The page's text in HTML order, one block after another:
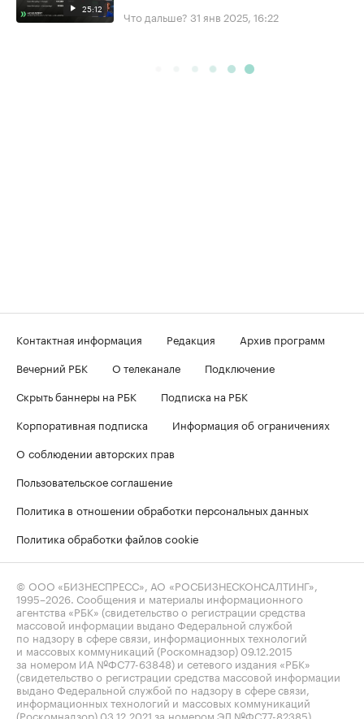
25:12 Что дальше? 31 янв 2025, 16:22
Контактная информация Редакция
Архив программ
Вечерний РБК
О телеканале
Подключение
Скрыть баннеры на РБК
Подписка на РБК
Корпоративная подписка
Информация об ограничениях
О соблюдении авторских прав
Пользовательское соглашение
Политика в отношении обработки персональных данных
Политика обработки файлов cookie
© ООО «БИЗНЕСПРЕСС», АО «РОСБИЗНЕСКОНСАЛТИНГ»,
1995–2026 . Сообщения и материалы информационного
агентства «РБК» (свидетельство о регистрации средства
массовой информации выдано Федеральной службой
по надзору в сфере связи, информационных технологий
и массовых коммуникаций (Роскомнадзор) 09.12.2015
за номером ИА №ФС77-63848) и сетевого издания «РБК»
(свидетельство о регистрации средства массовой информации
выдано Федеральной службой по надзору в сфере связи,
информационных технологий и массовых коммуникаций
(Роскомнадзор) 03.12.2021 за номером ЭЛ №ФС77-82385)